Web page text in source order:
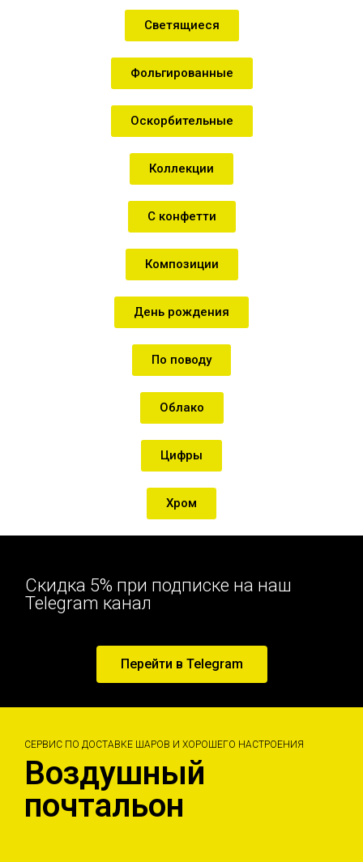
Светящиеся
Фольгированные
Оскорбительные
Коллекции
С конфетти
Композиции
День рождения
По поводу
Облако
Цифры
Хром
Скидка 5% при подписке на наш
Telegram канал
Перейти в Telegram
СЕРВИС ПО ДОСТАВКЕ ШАРОВ И ХОРОШЕГО НАСТРОЕНИЯ
Воздушный
почтальон